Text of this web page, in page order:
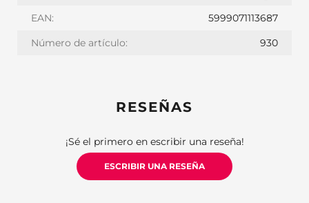
EAN:
5999071113687
Número de artículo:
930
RESEÑAS
¡Sé el primero en escribir una reseña!
ESCRIBIR UNA RESEÑA